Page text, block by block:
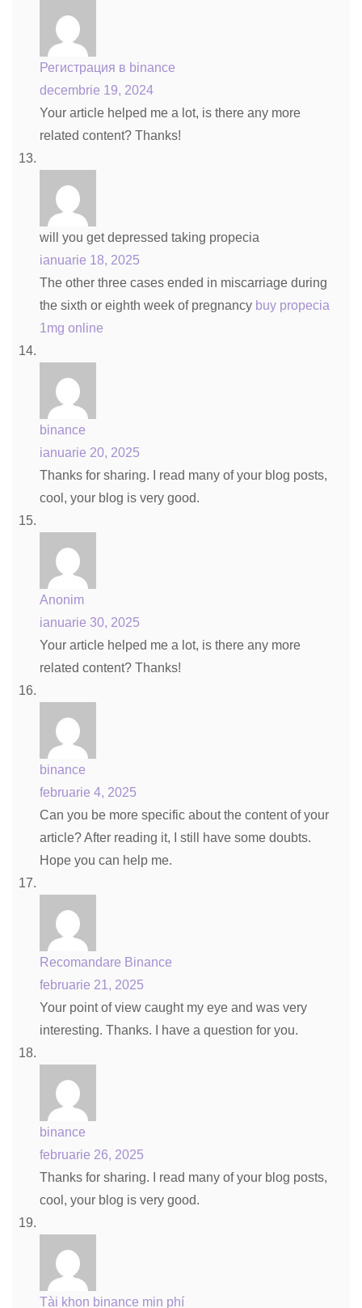
Регистрация в binance
decembrie 19, 2024
Your article helped me a lot, is there any more
related content? Thanks!
will you get depressed taking propecia
ianuarie 18, 2025
The other three cases ended in miscarriage during
the sixth or eighth week of pregnancy buy propecia
1mg online
binance
ianuarie 20, 2025
Thanks for sharing. I read many of your blog posts,
cool, your blog is very good.
Anonim
ianuarie 30, 2025
Your article helped me a lot, is there any more
related content? Thanks!
binance
februarie 4, 2025
Can you be more specific about the content of your
article? After reading it, I still have some doubts.
Hope you can help me.
Recomandare Binance
februarie 21, 2025
Your point of view caught my eye and was very
interesting. Thanks. I have a question for you.
binance
februarie 26, 2025
Thanks for sharing. I read many of your blog posts,
cool, your blog is very good.
Tài khon binance min phí